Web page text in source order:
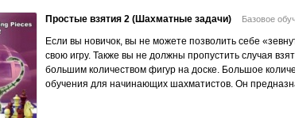
Простые взятия 2 (Шахматные задачи) Базовое
Если вы новичок, вы не можете позволить себе
свою игру. Также вы не должны пропустить случая
большим количеством фигур на доске. Большое
обучения для начинающих шахматистов. Он